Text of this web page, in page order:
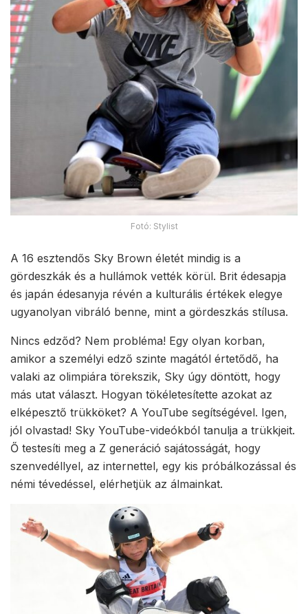
Fotó: Stylist
A 16 esztendős Sky Brown életét mindig is a
gördeszkák és a hullámok vették körül. Brit édesapja
és japán édesanyja révén a kulturális értékek elegye
ugyanolyan vibráló benne, mint a gördeszkás stílusa.
Nincs edződ? Nem probléma! Egy olyan korban,
amikor a személyi edző szinte magától értetődő, ha
valaki az olimpiára törekszik, Sky úgy döntött, hogy
más utat választ. Hogyan tökéletesítette azokat az
elképesztő trükköket? A YouTube segítségével. Igen,
jól olvastad! Sky YouTube-videókból tanulja a trükkjeit.
Ő testesíti meg a Z generáció sajátosságát, hogy
szenvedéllyel, az internettel, egy kis próbálkozással és
némi tévedéssel, elérhetjük az álmainkat.